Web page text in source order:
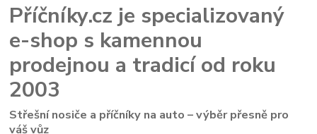
Příčníky.cz je specializovaný
e-shop s kamennou
prodejnou a tradicí od roku
2003
Střešní nosiče a příčníky na auto – výběr přesně pro
váš vůz